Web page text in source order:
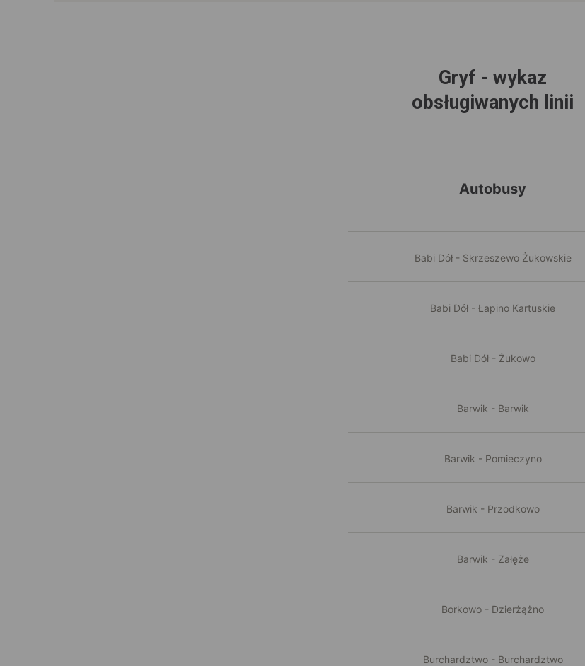
Gryf - wykaz
obsługiwanych linii
Autobusy
Babi Dół - Skrzeszewo Żukowskie
Babi Dół - Łapino Kartuskie
Babi Dół - Żukowo
Barwik - Barwik
Barwik - Pomieczyno
Barwik - Przodkowo
Barwik - Załęże
Borkowo - Dzierżążno
Burchardztwo - Burchardztwo